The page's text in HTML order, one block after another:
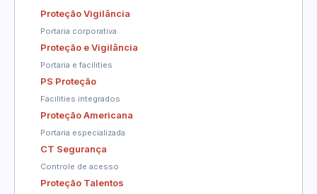
Proteção Vigilância
Portaria corporativa
Proteção e Vigilância
Portaria e facilities
PS Proteção
Facilities integrados
Proteção Americana
Portaria especializada
CT Segurança
Controle de acesso
Proteção Talentos